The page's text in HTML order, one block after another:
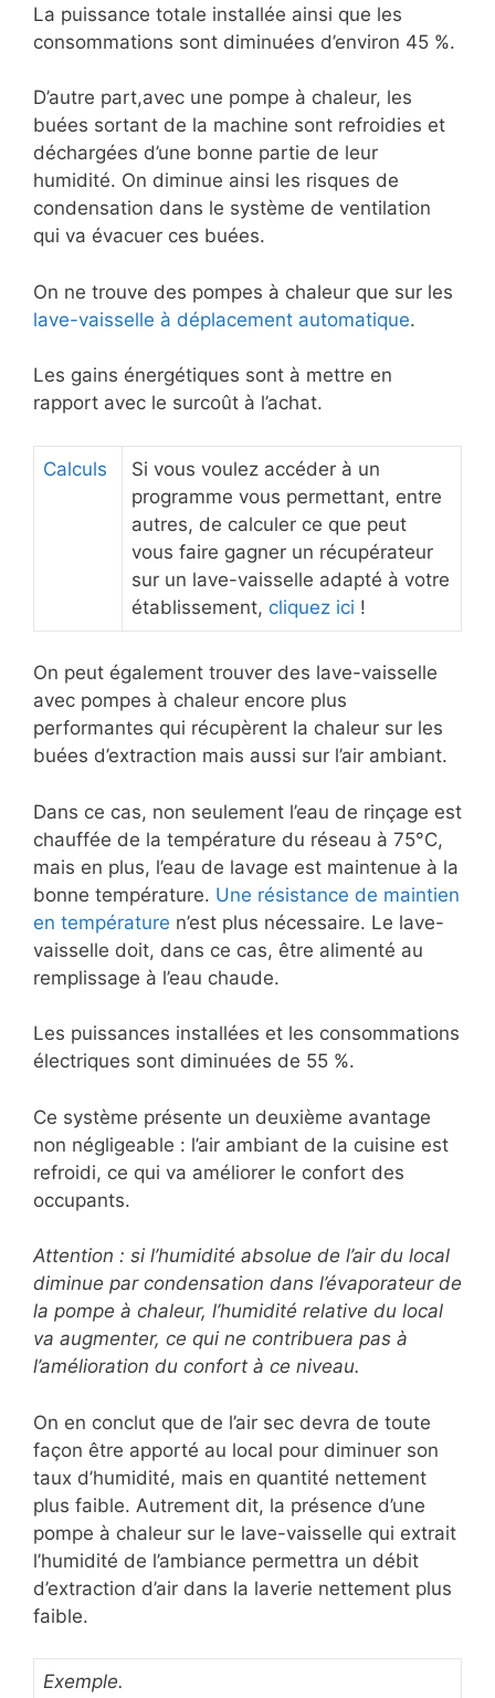
La puissance totale installée ainsi que les
consommations sont diminuées d’environ 45 %.
D’autre part,avec une pompe à chaleur, les
buées sortant de la machine sont refroidies et
déchargées d’une bonne partie de leur
humidité. On diminue ainsi les risques de
condensation dans le système de ventilation
qui va évacuer ces buées.
On ne trouve des pompes à chaleur que sur les
lave-vaisselle à déplacement automatique.
Les gains énergétiques sont à mettre en
rapport avec le surcoût à l’achat.
Calculs
Si vous voulez accéder à un
programme vous permettant, entre
autres, de calculer ce que peut
vous faire gagner un récupérateur
sur un lave-vaisselle adapté à votre
établissement, cliquez ici !
On peut également trouver des lave-vaisselle
avec pompes à chaleur encore plus
performantes qui récupèrent la chaleur sur les
buées d’extraction mais aussi sur l’air ambiant.
Dans ce cas, non seulement l’eau de rinçage est
chauffée de la température du réseau à 75°C,
mais en plus, l’eau de lavage est maintenue à la
bonne température. Une résistance de maintien
en température n’est plus nécessaire. Le lave-
vaisselle doit, dans ce cas, être alimenté au
remplissage à l’eau chaude.
Les puissances installées et les consommations
électriques sont diminuées de 55 %.
Ce système présente un deuxième avantage
non négligeable : l’air ambiant de la cuisine est
refroidi, ce qui va améliorer le confort des
occupants.
Attention : si l’humidité absolue de l’air du local
diminue par condensation dans l’évaporateur de
la pompe à chaleur, l’humidité relative du local
va augmenter, ce qui ne contribuera pas à
l’amélioration du confort à ce niveau.
On en conclut que de l’air sec devra de toute
façon être apporté au local pour diminuer son
taux d’humidité, mais en quantité nettement
plus faible. Autrement dit, la présence d’une
pompe à chaleur sur le lave-vaisselle qui extrait
l’humidité de l’ambiance permettra un débit
d’extraction d’air dans la laverie nettement plus
faible.
Exemple.